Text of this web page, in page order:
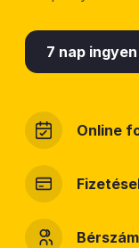
7 nap ingyen
Online